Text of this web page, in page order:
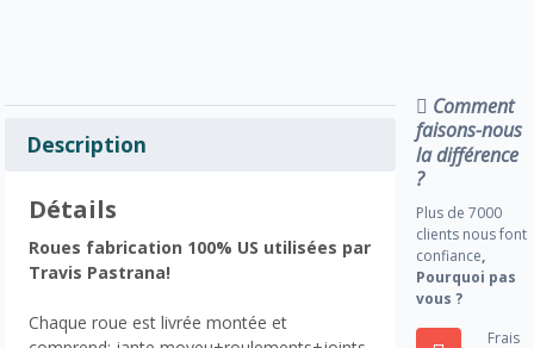
Description
Détails
Roues fabrication 100% US utilisées par
Travis Pastrana!
Chaque roue est livrée montée et
Comment
faisons-nous
la différence
?
Plus de 7000
clients nous font
confiance,
Pourquoi pas
vous ?
Frais